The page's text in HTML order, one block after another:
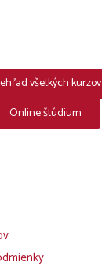
všetkých kurzov
Online štúdium